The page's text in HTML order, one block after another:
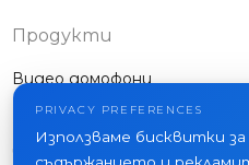
Продукти
Видео домофони
Външни панели
Друго оборудване
PRIVACY PREFERENCES
Използваме бисквитки за